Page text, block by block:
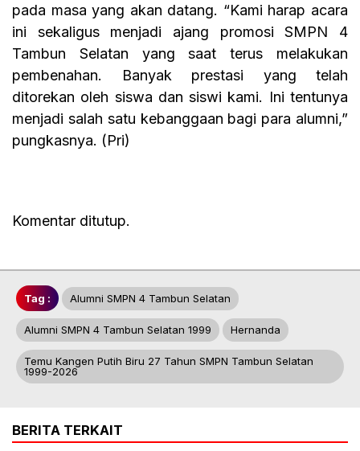
pada masa yang akan datang. “Kami harap acara
ini sekaligus menjadi ajang promosi SMPN 4
Tambun Selatan yang saat terus melakukan
pembenahan. Banyak prestasi yang telah
ditorekan oleh siswa dan siswi kami. Ini tentunya
menjadi salah satu kebanggaan bagi para alumni,”
pungkasnya. (Pri)
Komentar ditutup.
Tag : Alumni SMPN 4 Tambun Selatan
Alumni SMPN 4 Tambun Selatan 1999 Hernanda
Temu Kangen Putih Biru 27 Tahun SMPN Tambun Selatan
1999-2026
BERITA TERKAIT